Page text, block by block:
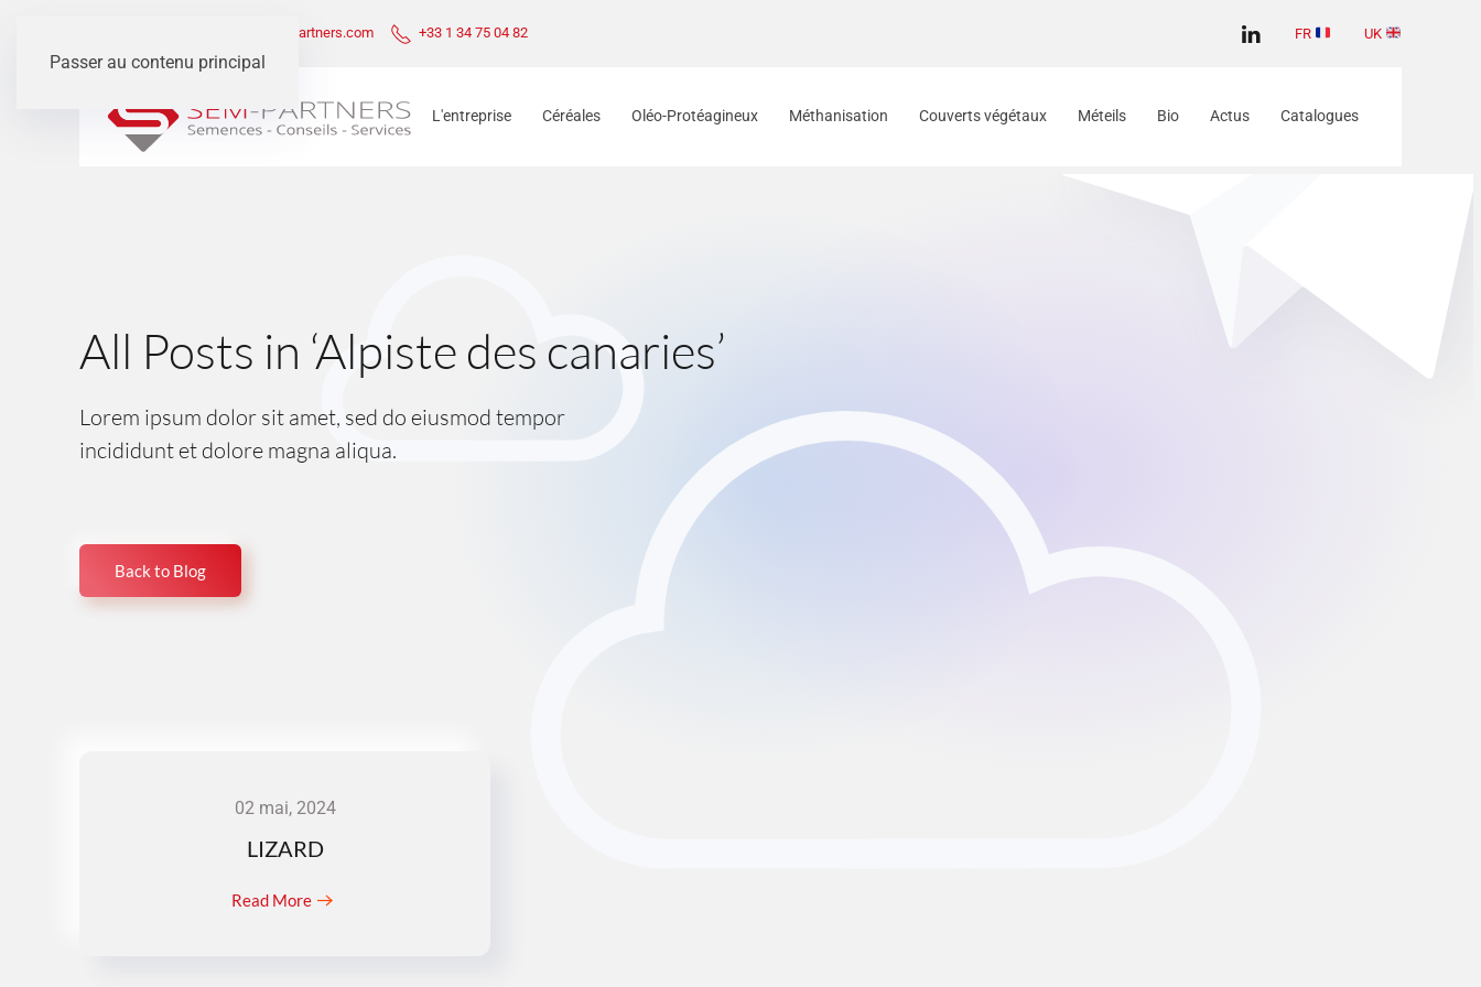
Passer au contenu principal
contact@sem-partners.com +33 1 34 75 04 82 FR UK
L'entreprise Céréales Oléo-Protéagineux Méthanisation Couverts végétaux Méteils Bio Actus Catalogues
All Posts in ‘Alpiste des canaries’
Lorem ipsum dolor sit amet, sed do eiusmod tempor
incididunt et dolore magna aliqua.
Back to Blog
02 mai, 2024
LIZARD
Read More